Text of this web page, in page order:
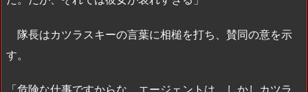
隊長はカツラスキーの言葉に相槌を打ち、賛同の意を示
す。